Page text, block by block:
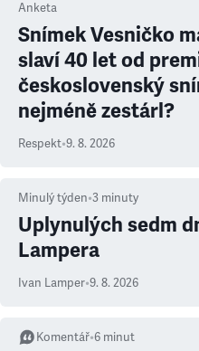
Anketa
Snímek Vesničko
slaví 40 let od
československý
nejméně zestárl?
Respekt•9. 8. 2026
Minulý týden•3 minuty
Uplynulých sedm
Lampera
Ivan Lamper•9. 8. 2026
Komentář•6 minut